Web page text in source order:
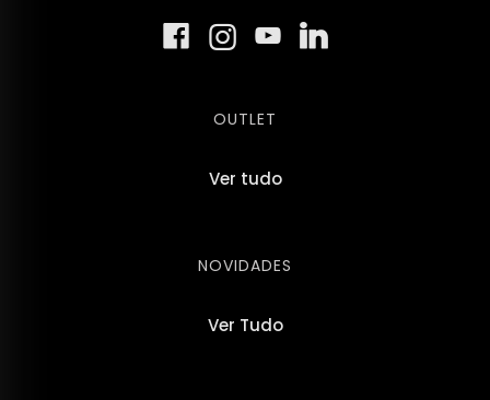
OUTLET
Ver tudo
NOVIDADES
Ver Tudo